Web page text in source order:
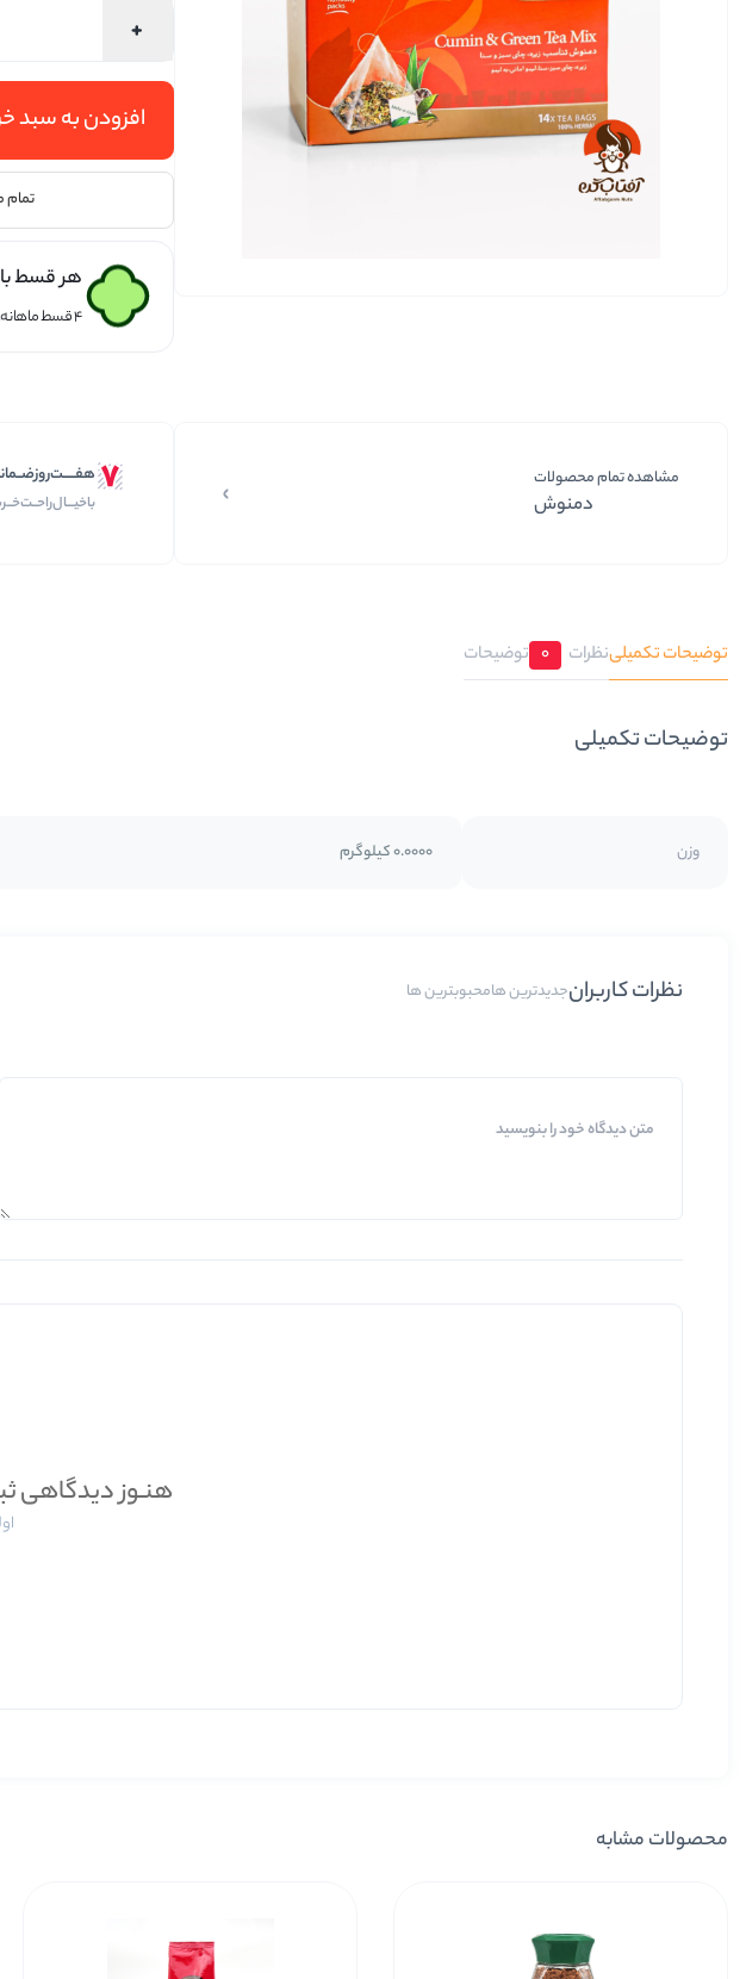
افزودن به سبد
تمام
هر قسط
۴ قسط ماهانه. بدون سود، چک و ضامن.
مشاهده تمام محصولات
دمنوش
توضیحات تکمیلینظرات 0 توضیحات
توضیحات تکمیلی
وزن 0.0000 کیلوگرم
نظرات کاربرانجدیدترین هامحبوبترین ها
هنـوز دیدگاهی
محصولات مشابه